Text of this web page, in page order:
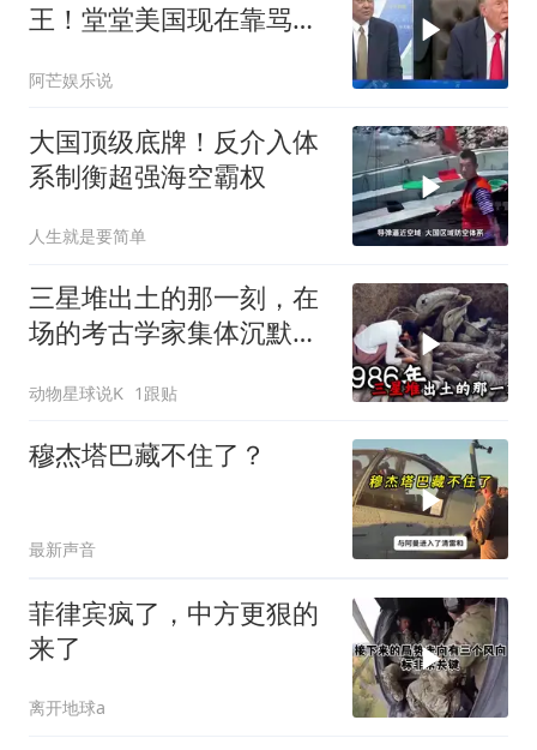
王！堂堂美国现在靠骂人
阿芒娱乐说
大国顶级底牌！反介入体
系制衡超强海空霸权
人生就是要简单
三星堆出土的那一刻，在
场的考古学家集体沉默
动物星球说K 1跟贴
穆杰塔巴藏不住了？
最新声音
菲律宾疯了，中方更狠的
来了
离开地球a